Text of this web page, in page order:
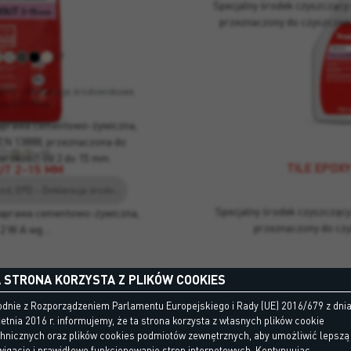
2-15 MM
cementowo-żywiczna,
W A wg…
+7
2-15 MM
– Deklaracja środowiskowa
cementowo-żywiczna,
13888, przeznaczona do
od 2 do 15 mm.
TILE
Specjalny środek
przeznaczony do
Specjalny środek
przeznaczony do
STRONA KORZYSTA Z PLIKÓW COOKIES
z Rozporządzeniem Parlamentu Europejskiego i Rady (UE) 2016/679 z
2016 r. informujemy, że ta strona korzysta z własnych plików cookie
oraz plików cookies podmiotów zewnętrznych, aby umożliwić lepszą